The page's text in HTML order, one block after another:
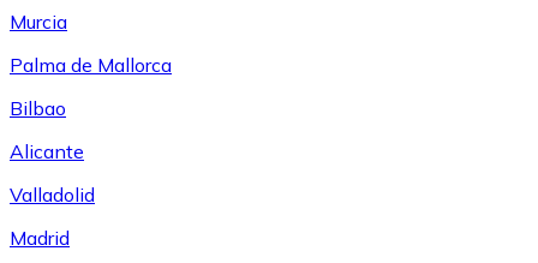
Murcia
Palma de Mallorca
Bilbao
Alicante
Valladolid
Madrid